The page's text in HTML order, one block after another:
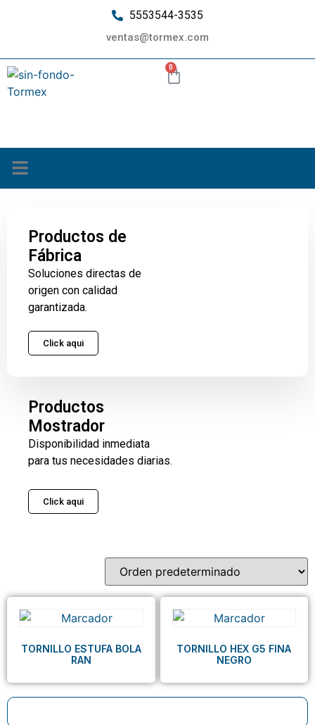
5553544-3535
ventas@tormex.com
0
Productos de
Fábrica
Soluciones directas de
origen con calidad
garantizada.
Click aqui
Productos
Mostrador
Disponibilidad inmediata
para tus necesidades diarias.
Click aqui
TORNILLO ESTUFA BOLA
RAN
TORNILLO HEX G5 FINA
NEGRO